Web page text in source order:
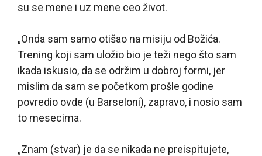
su se mene i uz mene ceo život.
„Onda sam samo otišao na misiju od Božića.
Trening koji sam uložio bio je teži nego što sam
ikada iskusio, da se održim u dobroj formi, jer
mislim da sam se početkom prošle godine
povredio ovde (u Barseloni), zapravo, i nosio sam
to mesecima.
„Znam (stvar) je da se nikada ne preispitujete,